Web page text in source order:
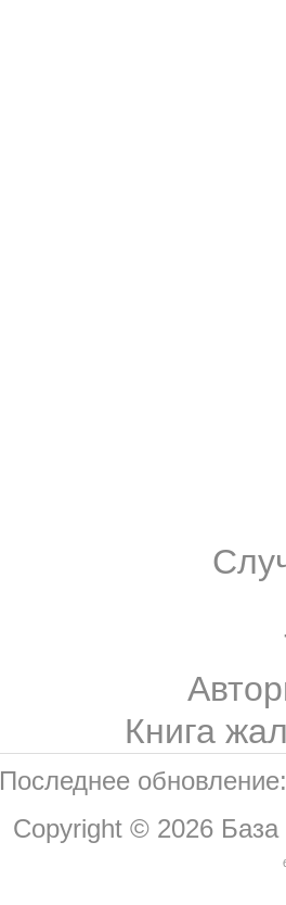
Книга
Последнее
Copyright © 2026 База